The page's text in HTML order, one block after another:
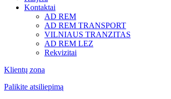
Kontaktai
AD REM
AD REM TRANSPORT
VILNIAUS TRANZITAS
AD REM LEZ
Rekvizitai
Klientų zona
Palikite atsiliepimą